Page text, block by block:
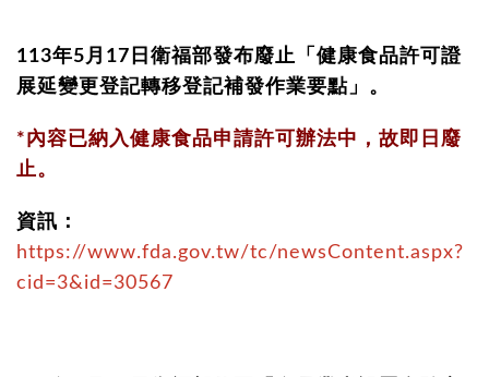
113年5月17日衛福部發布廢止「健康食品許可證
展延變更登記轉移登記補發作業要點」。
*內容已納入健康食品申請許可辦法中，故即日廢
止。
資訊：
https://www.fda.gov.tw/tc/newsContent.aspx?
cid=3&id=30567